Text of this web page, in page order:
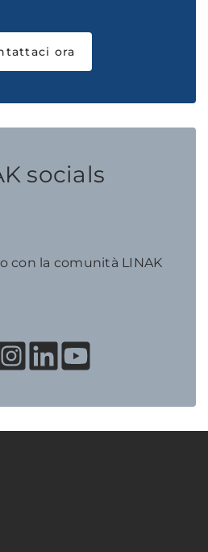
ora
socials
con la comunità LINAK